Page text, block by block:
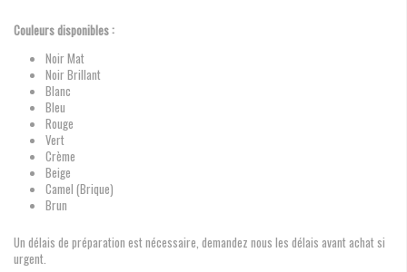
Couleurs disponibles :
Noir Mat
Noir Brillant
Blanc
Bleu
Rouge
Vert
Crème
Beige
Camel (Brique)
Brun
Un délais de préparation est nécessaire, demandez nous les délais avant achat si
urgent.